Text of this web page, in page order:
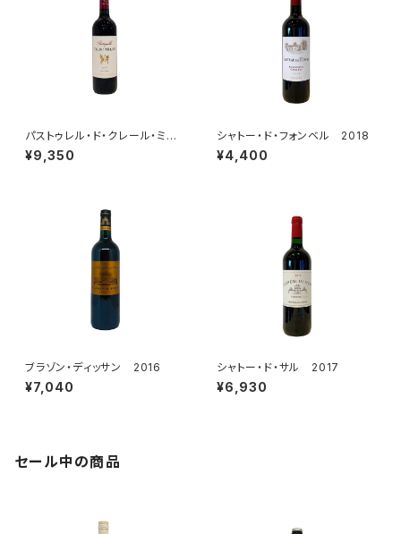
パストゥレル・ド・クレール・ミロ
ン 2016
¥9,350
シャトー・ド・フォンベル 2018
¥4,400
ブラゾン・ディッサン 2016
¥7,040
シャトー・ド・サル 2017
¥6,930
セール中の商品